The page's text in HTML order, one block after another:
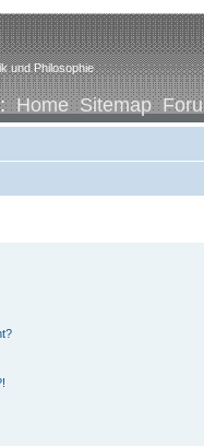
und Philosophie
Home Sitemap